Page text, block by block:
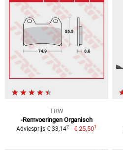
TRW
-Remvoeringen Organisch
Adviesprijs € 33,142 € 25,501